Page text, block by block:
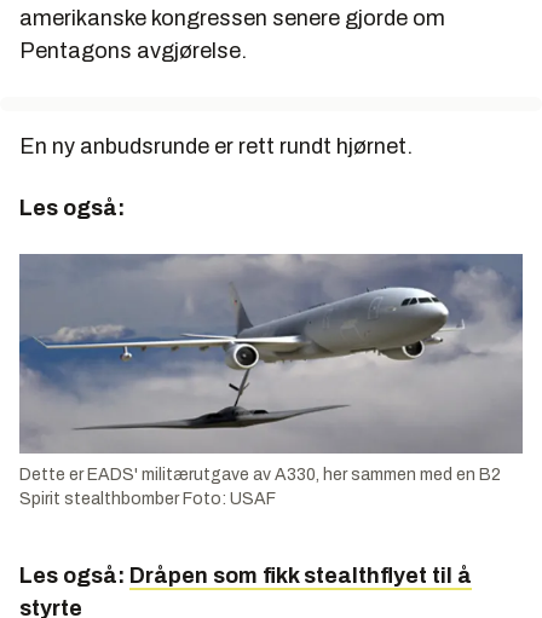
amerikanske kongressen senere gjorde om
Pentagons avgjørelse.
En ny anbudsrunde er rett rundt hjørnet.
Les også:
Dette er EADS' militærutgave av A330, her sammen med en B2
Spirit stealthbomber Foto: USAF
Les også: Dråpen som fikk stealthflyet til å
styrte